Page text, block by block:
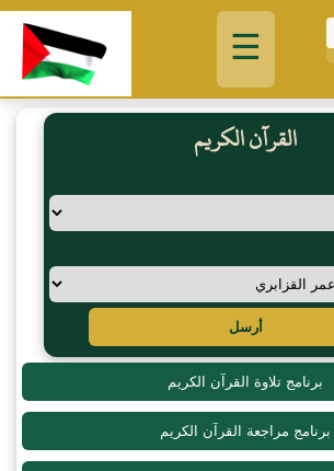
☰
القرآن الكريم
أرسل
برنامج تلاوة القرآن الكريم
برنامج مراجعة القرآن الكريم